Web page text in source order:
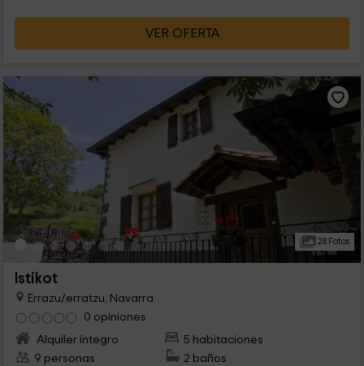
VER OFERTA
28 Fotos
Istikot
Errazu/erratzu, Navarra
0 opiniones
Alquiler íntegro
5 habitaciones
9 personas
2 baños